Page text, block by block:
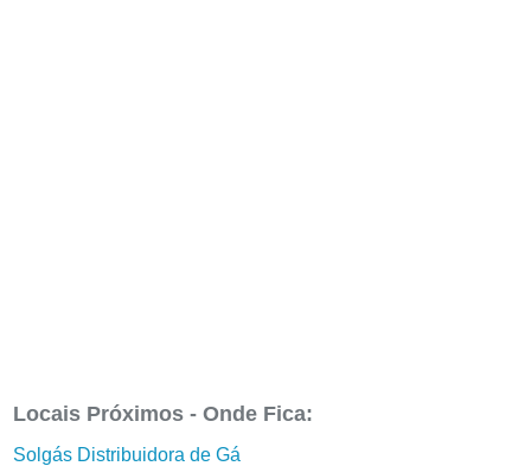
Locais Próximos - Onde Fica:
Solgás Distribuidora de Gá